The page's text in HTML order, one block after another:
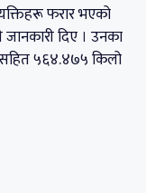
फरार भएको
जानकारी दिए । उनका
५६४.४७५ किलो